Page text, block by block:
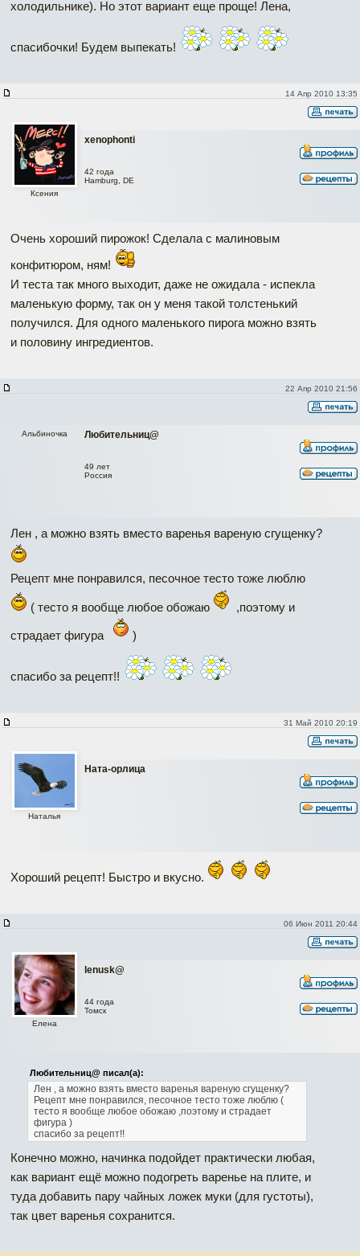
холодильнике). Но этот вариант еще проще! Лена,
спасибочки! Будем выпекать!
14 Апр 2010 13:35
xenophonti
Ксения
42 года
Hamburg, DE
Очень хороший пирожок! Сделала с малиновым
конфитюром, ням!
И теста так много выходит, даже не ожидала - испекла
маленькую форму, так он у меня такой толстенький
получился. Для одного маленького пирога можно взять
и половину ингредиентов.
22 Апр 2010 21:56
Любительниц@
Альбиночка
49 лет
Россия
Лен , а можно взять вместо варенья вареную сгущенку?
Рецепт мне понравился, песочное тесто тоже люблю
( тесто я вообще любое обожаю ,поэтому и
страдает фигура )
спасибо за рецепт!!
31 Май 2010 20:19
Ната-орлица
Наталья
Хороший рецепт! Быстро и вкусно.
06 Июн 2011 20:44
lenusk@
Елена
44 года
Томск
Любительниц@ писал(а):
Лен , а можно взять вместо варенья вареную сгущенку?
Рецепт мне понравился, песочное тесто тоже люблю (
тесто я вообще любое обожаю ,поэтому и страдает
фигура )
спасибо за рецепт!!
Конечно можно, начинка подойдет практически любая,
как вариант ещё можно подогреть варенье на плите, и
туда добавить пару чайных ложек муки (для густоты),
так цвет варенья сохранится.